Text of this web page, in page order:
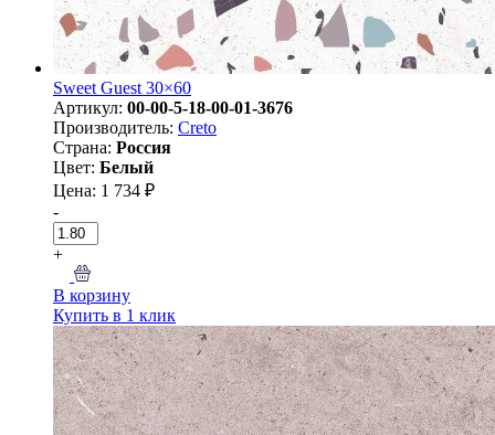
Sweet Guest 30×60
Артикул: 00-00-5-18-00-01-3676
Производитель: Creto
Страна: Россия
Цвет: Белый
Цена: 1 734 ₽
-
+
В корзину
Купить в 1 клик